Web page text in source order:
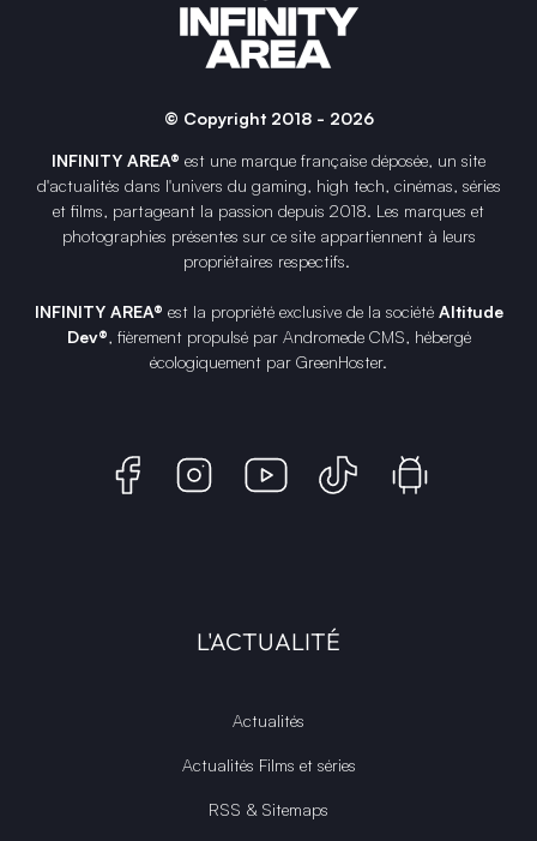
© Copyright 2018 - 2026
INFINITY AREA® est une marque française déposée, un site
d'actualités dans l'univers du gaming, high tech, cinémas, séries
et films, partageant la passion depuis 2018. Les marques et
photographies présentes sur ce site appartiennent à leurs
propriétaires respectifs.
INFINITY AREA® est la propriété exclusive de la société Altitude
Dev®, fièrement propulsé par Andromede CMS, hébergé
écologiquement par GreenHoster.
L'ACTUALITÉ
Actualités
Actualités Films et séries
RSS & Sitemaps